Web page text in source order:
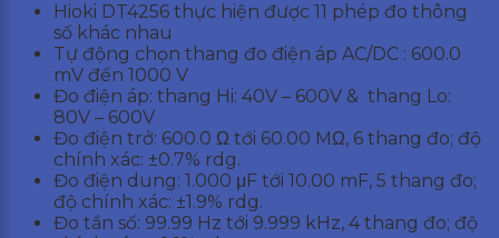
Hioki DT4256 thực hiện được 11 phép đo thông
số khác nhau
Tự động chọn thang đo điện áp AC/DC : 600.0
mV đến 1000 V
Đo điện áp: thang Hi: 40V – 600V & thang Lo:
80V – 600V
Đo điện trở: 600.0 Ω tới 60.00 MΩ, 6 thang đo; độ
chính xác: ±0.7% rdg.
Đo điện dung: 1.000 μF tới 10.00 mF, 5 thang đo;
độ chính xác: ±1.9% rdg.
Đo tần số: 99.99 Hz tới 9.999 kHz, 4 thang đo; độ